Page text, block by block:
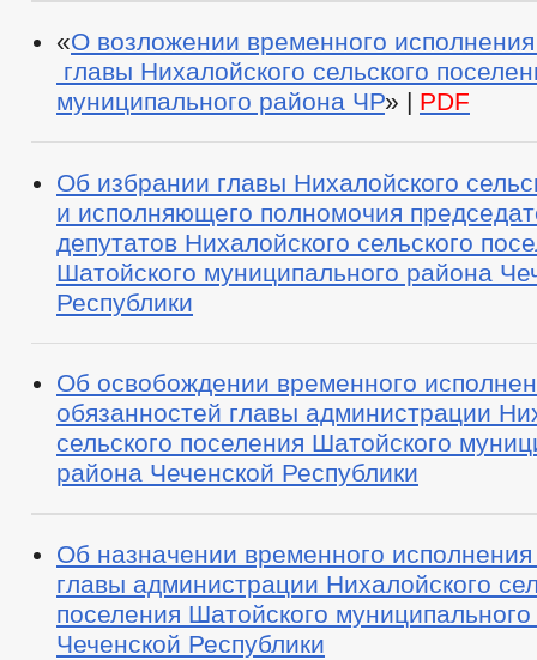
«О возложении временного
главы Нихалойского сельского
муниципального района ЧР» | PDF
Об избрании главы Нихалойского
и исполняющего полномочия
депутатов Нихалойского сельского
Шатойского муниципального района
Республики
Об освобождении временного
обязанностей главы администрации
сельского поселения Шатойского
района Чеченской Республики
Об назначении временного
главы администрации Нихалойского
поселения Шатойского
Чеченской Республики